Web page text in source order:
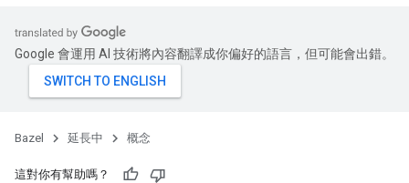
Google 會運用 AI 技術將內容翻譯成你偏好的語言，但可能會出錯。
Bazel 延長中 概念
這對你有幫助嗎？